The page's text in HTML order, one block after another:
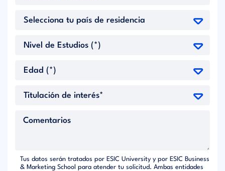
Tus datos serán tratados por ESIC University y por ESIC Business
& Marketing School para atender tu solicitud. Ambas entidades